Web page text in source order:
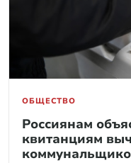
ОБЩЕСТВО
Россиянам
квитанциям